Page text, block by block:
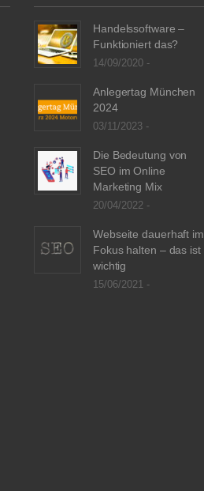
Handelssoftware –
Funktioniert das?
14/09/2020 -
Anlegertag München
2024
03/11/2023 -
Die Bedeutung von
SEO im Online
Marketing Mix
20/04/2022 -
Webseite dauerhaft im
Fokus halten – das ist
wichtig
15/06/2021 -